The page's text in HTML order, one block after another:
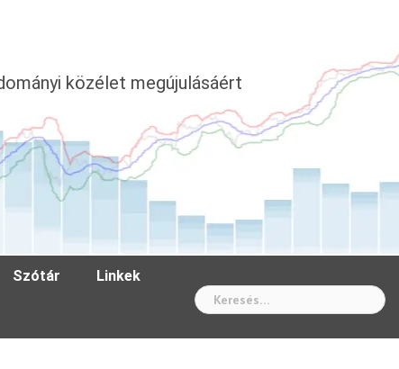
közélet megújulásáért
Szótár Linkek